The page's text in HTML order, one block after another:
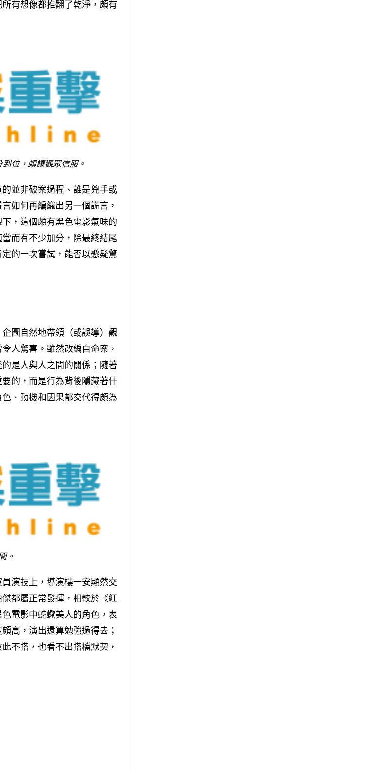
有想像都推翻了乾淨，頗有
位，頗讓觀眾信服。
並非破案過程、誰是兇手或
如何再編織出另一個謊言，
，這個頗有黑色電影氣味的
而有不少加分，除最終結尾
的一次嘗試，能否以懸疑驚
圖自然地帶領（或誤導）觀
人驚喜。雖然改編自命案，
是人與人之間的關係；隨著
的，而是行為背後隱藏著什
、動機和因果都交代得頗為
。
演技上，導演樓一安顯然交
都屬正常發揮，相較於《紅
電影中蛇蠍美人的角色，表
高，演出還算勉強過得去；
不搭，也看不出搭檔默契，